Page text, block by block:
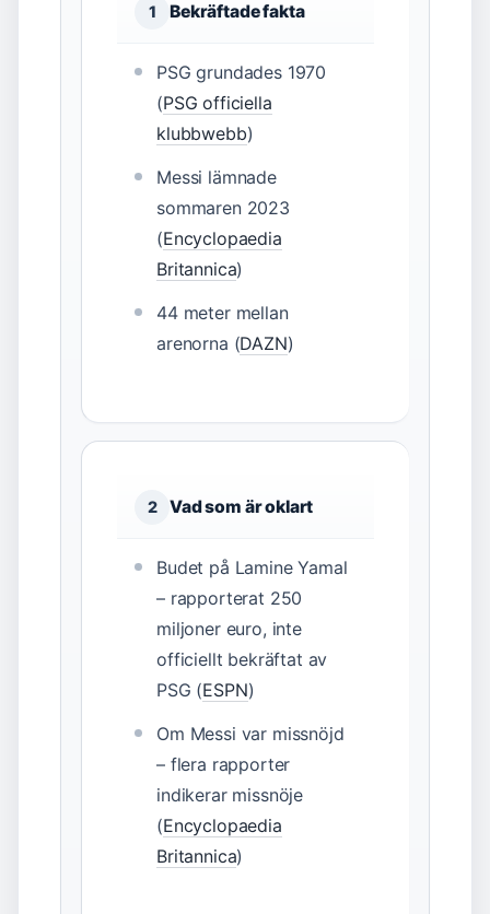
1 Bekräftade fakta
PSG grundades 1970
(PSG officiella
klubbwebb)
Messi lämnade
sommaren 2023
(Encyclopaedia
Britannica)
44 meter mellan
arenorna (DAZN)
2 Vad som är oklart
Budet på Lamine Yamal
– rapporterat 250
miljoner euro, inte
officiellt bekräftat av
PSG (ESPN)
Om Messi var missnöjd
– flera rapporter
indikerar missnöje
(Encyclopaedia
Britannica)